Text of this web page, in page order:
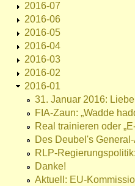
2016-07
2016-06
2016-05
2016-04
2016-03
2016-02
2016-01
31. Januar 2016:
FIA-Zaun: „Wadde
Real trainieren oder
Des Deubel's
RLP-
Danke!
Aktuell: EU-